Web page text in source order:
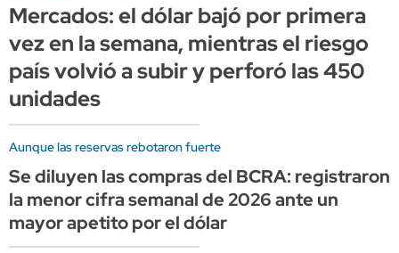
Mercados: el dólar bajó por primera
vez en la semana, mientras el riesgo
país volvió a subir y perforó las 450
unidades
Aunque las reservas rebotaron fuerte
Se diluyen las compras del BCRA: registraron
la menor cifra semanal de 2026 ante un
mayor apetito por el dólar